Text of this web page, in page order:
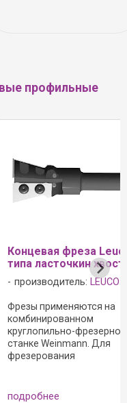
профильные
Концевая фреза
типа ласточкин хвост
производитель: LEUCO
Фрезы применяются на
комбинированном
круглопильно-фрезерном
станке Weinmann. Для
фрезерования
обработки ...
подробнее